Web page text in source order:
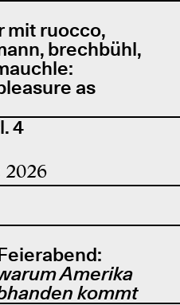
mit ruocco,
brechbühl,
as
4
Amerika
kommt